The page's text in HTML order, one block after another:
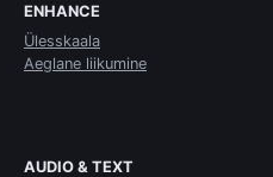
ENHANCE
Ülesskaala
Aeglane liikumine
AUDIO & TEXT